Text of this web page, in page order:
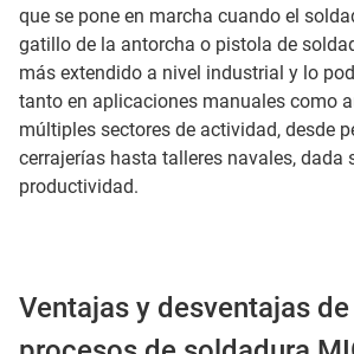
que se pone en marcha cuando el
gatillo de la antorcha o pistola de
más extendido a nivel industrial y lo
tanto en aplicaciones manuales como
múltiples sectores de actividad, desde
cerrajerías hasta talleres navales, dada
productividad.
Ventajas y desventajas